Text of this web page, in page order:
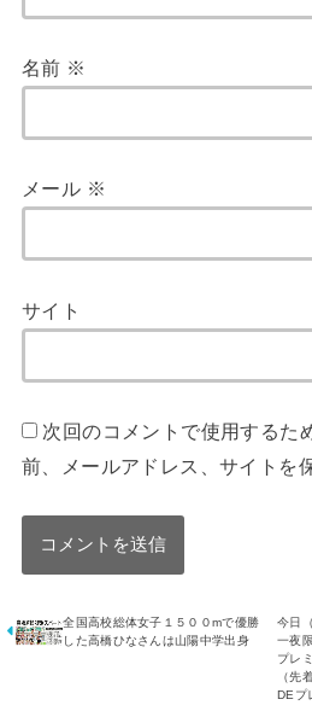
名前 ※
メール ※
サイト
次回のコメントで使用するた
前、メールアドレス、サイトを
全国高校総体女子１５００mで優勝
した高橋ひなさんは山陽中学出身
今日
一夜
プレ
（先
DEプ